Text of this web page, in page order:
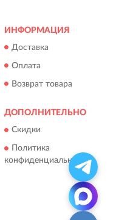
ИНФОРМАЦИЯ
Доставка
Оплата
Возврат товара
ДОПОЛНИТЕЛЬНО
Скидки
Политика
конфиденциальности